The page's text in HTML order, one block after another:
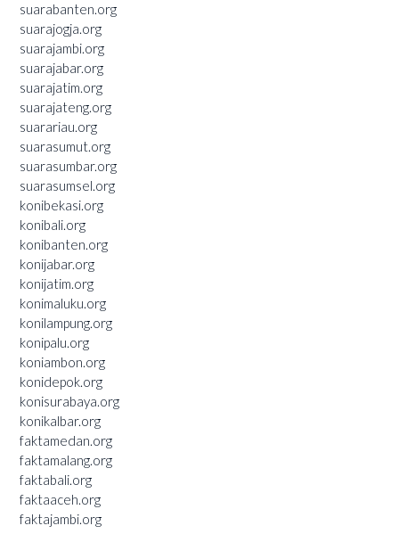
suarabanten.org
suarajogja.org
suarajambi.org
suarajabar.org
suarajatim.org
suarajateng.org
suarariau.org
suarasumut.org
suarasumbar.org
suarasumsel.org
konibekasi.org
konibali.org
konibanten.org
konijabar.org
konijatim.org
konimaluku.org
konilampung.org
konipalu.org
koniambon.org
konidepok.org
konisurabaya.org
konikalbar.org
faktamedan.org
faktamalang.org
faktabali.org
faktaaceh.org
faktajambi.org